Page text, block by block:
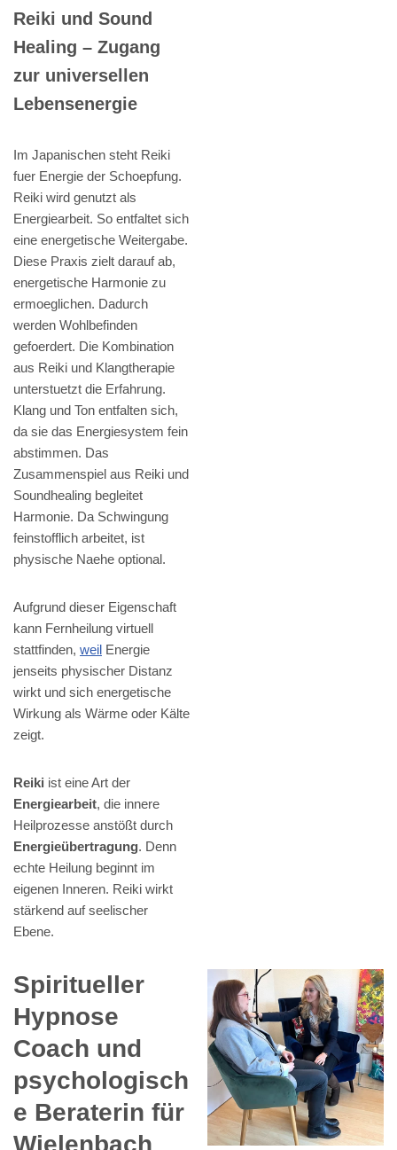
Reiki und Sound
Healing – Zugang
zur universellen
Lebensenergie
Im Japanischen steht Reiki
fuer Energie der Schoepfung.
Reiki wird genutzt als
Energiearbeit. So entfaltet sich
eine energetische Weitergabe.
Diese Praxis zielt darauf ab,
energetische Harmonie zu
ermoeglichen. Dadurch
werden Wohlbefinden
gefoerdert. Die Kombination
aus Reiki und Klangtherapie
unterstuetzt die Erfahrung.
Klang und Ton entfalten sich,
da sie das Energiesystem fein
abstimmen. Das
Zusammenspiel aus Reiki und
Soundhealing begleitet
Harmonie. Da Schwingung
feinstofflich arbeitet, ist
physische Naehe optional.
Aufgrund dieser Eigenschaft
kann Fernheilung virtuell
stattfinden, weil Energie
jenseits physischer Distanz
wirkt und sich energetische
Wirkung als Wärme oder Kälte
zeigt.
Reiki ist eine Art der
Energiearbeit, die innere
Heilprozesse anstößt durch
Energieübertragung. Denn
echte Heilung beginnt im
eigenen Inneren. Reiki wirkt
stärkend auf seelischer
Ebene.
Spiritueller
Hypnose
Coach und
psychologisch
e Beraterin für
Wielenbach